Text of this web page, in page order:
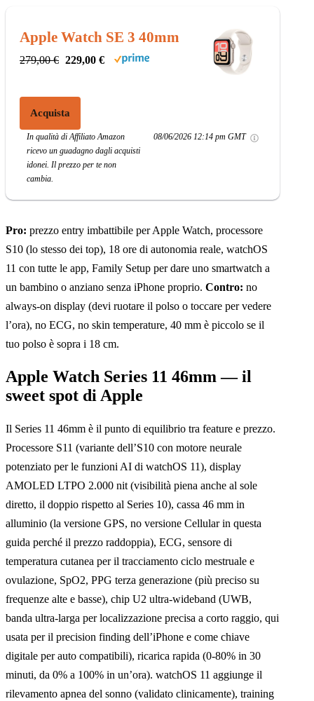
Apple Watch SE 3 40mm
279,00 € 229,00 €
Acquista
In qualità di Affiliato Amazon
ricevo un guadagno dagli acquisti
idonei. Il prezzo per te non
cambia.
08/06/2026 12:14 pm GMT
Pro: prezzo entry imbattibile per Apple Watch, processore
S10 (lo stesso dei top), 18 ore di autonomia reale, watchOS
11 con tutte le app, Family Setup per dare uno smartwatch a
un bambino o anziano senza iPhone proprio. Contro: no
always-on display (devi ruotare il polso o toccare per vedere
l’ora), no ECG, no skin temperature, 40 mm è piccolo se il
tuo polso è sopra i 18 cm.
Apple Watch Series 11 46mm — il
sweet spot di Apple
Il Series 11 46mm è il punto di equilibrio tra feature e prezzo.
Processore S11 (variante dell’S10 con motore neurale
potenziato per le funzioni AI di watchOS 11), display
AMOLED LTPO 2.000 nit (visibilità piena anche al sole
diretto, il doppio rispetto al Series 10), cassa 46 mm in
alluminio (la versione GPS, no versione Cellular in questa
guida perché il prezzo raddoppia), ECG, sensore di
temperatura cutanea per il tracciamento ciclo mestruale e
ovulazione, SpO2, PPG terza generazione (più preciso su
frequenze alte e basse), chip U2 ultra-wideband (UWB,
banda ultra-larga per localizzazione precisa a corto raggio, qui
usata per il precision finding dell’iPhone e come chiave
digitale per auto compatibili), ricarica rapida (0-80% in 30
minuti, da 0% a 100% in un’ora). watchOS 11 aggiunge il
rilevamento apnea del sonno (validato clinicamente), training